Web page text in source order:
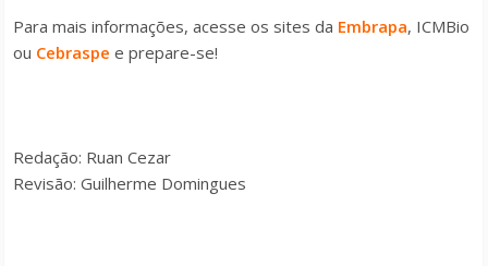
Para mais informações, acesse os sites da Embrapa, ICMBio
ou Cebraspe e prepare-se!
Redação: Ruan Cezar
Revisão: Guilherme Domingues